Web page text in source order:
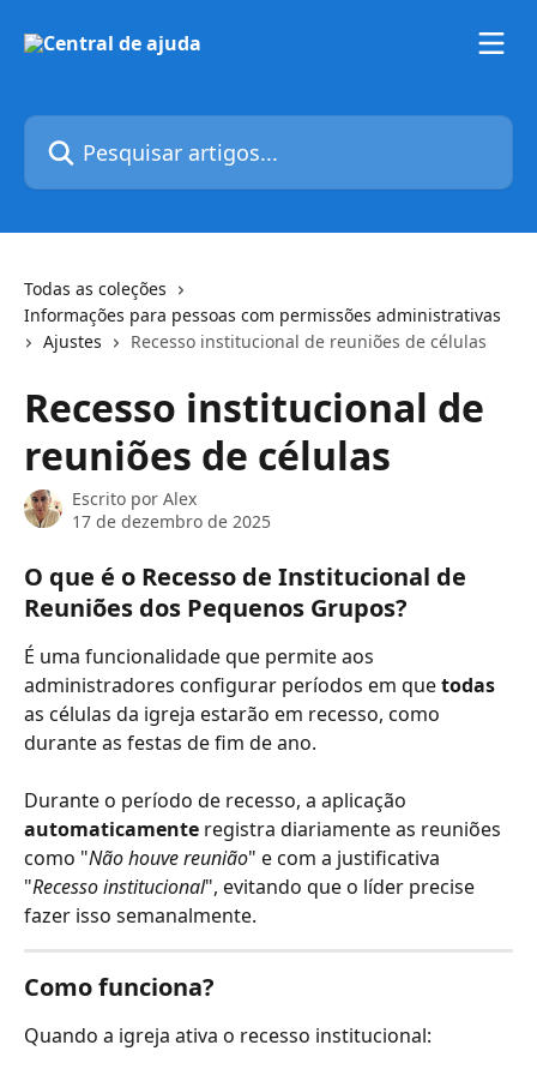
Pesquisar artigos...
Todas as coleções
Informações para pessoas com permissões administrativas
Ajustes
Recesso institucional de reuniões de células
Recesso institucional de
reuniões de células
Escrito por Alex
17 de dezembro de 2025
O que é o Recesso de Institucional de
Reuniões dos Pequenos Grupos?
É uma funcionalidade que permite aos
administradores configurar períodos em que todas
as células da igreja estarão em recesso, como
durante as festas de fim de ano.
Durante o período de recesso, a aplicação
automaticamente registra diariamente as reuniões
como "Não houve reunião" e com a justificativa
"Recesso institucional", evitando que o líder precise
fazer isso semanalmente.
Como funciona?
Quando a igreja ativa o recesso institucional: